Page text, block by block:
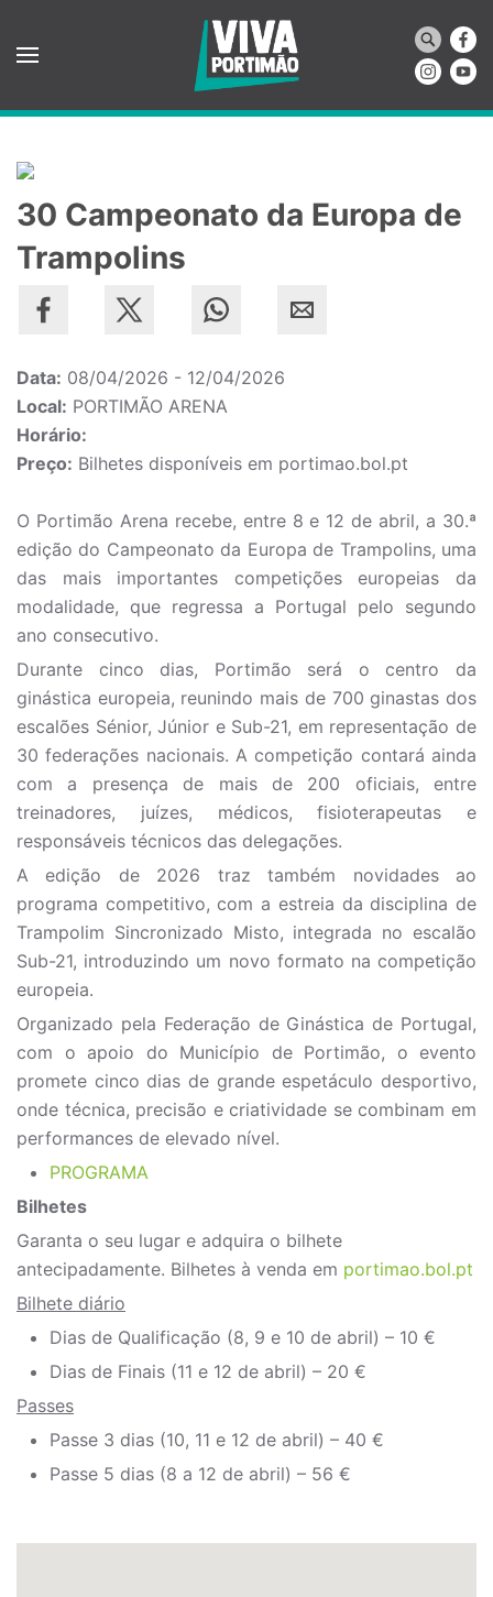
Saltar para o conteúdo principal
30 Campeonato da Europa de
Trampolins
Data: 08/04/2026 - 12/04/2026
Local: PORTIMÃO ARENA
Horário:
Preço: Bilhetes disponíveis em portimao.bol.pt
O Portimão Arena recebe, entre 8 e 12 de abril, a 30.ª
edição do Campeonato da Europa de Trampolins, uma
das mais importantes competições europeias da
modalidade, que regressa a Portugal pelo segundo
ano consecutivo.
Durante cinco dias, Portimão será o centro da
ginástica europeia, reunindo mais de 700 ginastas dos
escalões Sénior, Júnior e Sub-21, em representação de
30 federações nacionais. A competição contará ainda
com a presença de mais de 200 oficiais, entre
treinadores, juízes, médicos, fisioterapeutas e
responsáveis técnicos das delegações.
A edição de 2026 traz também novidades ao
programa competitivo, com a estreia da disciplina de
Trampolim Sincronizado Misto, integrada no escalão
Sub-21, introduzindo um novo formato na competição
europeia.
Organizado pela Federação de Ginástica de Portugal,
com o apoio do Município de Portimão, o evento
promete cinco dias de grande espetáculo desportivo,
onde técnica, precisão e criatividade se combinam em
performances de elevado nível.
PROGRAMA
Bilhetes
Garanta o seu lugar e adquira o bilhete
antecipadamente. Bilhetes à venda em portimao.bol.pt
Bilhete diário
Dias de Qualificação (8, 9 e 10 de abril) – 10 €
Dias de Finais (11 e 12 de abril) – 20 €
Passes
Passe 3 dias (10, 11 e 12 de abril) – 40 €
Passe 5 dias (8 a 12 de abril) – 56 €